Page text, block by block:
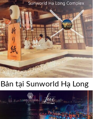
tại Sunworld Hạ Long